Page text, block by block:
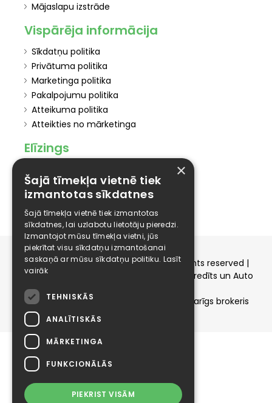
Mājaslapu izstrāde
Vispārēja informācija
Sīkdatņu politika
Privātuma politika
Marketinga politika
Pakalpojumu politika
Atteikuma politika
Atteikties no mārketinga
Elīzings
Karjera
Kontakti
Copyright © 2015-2026 elizings.lv | All rights reserved |
elizings - Kredītu salīdzināšana, Patēriņa kredīts un Auto
SIA ELIZINGS.LV - pilnvaru apjoms - neatkarīgs brokeris
×
Šajā tīmekļa vietnē tiek
izmantotas sīkdatnes
Šajā tīmekļa vietnē tiek izmantotas
sīkdatnes, lai uzlabotu lietotāju pieredzi.
Izmantojot mūsu tīmekļa vietni, jūs
piekrītat visu sīkdatņu izmantošanai
saskaņā ar mūsu sīkdatņu politiku. Lasīt
vairāk
TEHNISKĀS
ANALĪTISKĀS
MĀRKETINGA
FUNKCIONĀLĀS
PIEKRIST VISĀM